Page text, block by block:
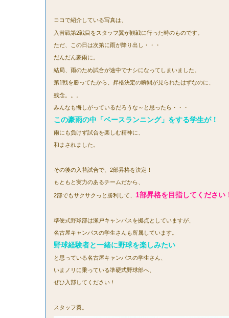
ココで紹介している写真は、
入替戦第2戦目をスタッフ翼が観戦に行った時のものです。
ただ、この日は次第に雨が降り出し・・・
だんだん豪雨に。
結局、雨のため試合が途中でナシになってしまいました。
第1戦を勝ってたから、昇格決定の瞬間が見られたはずなのに、
残念。。。
みんなも悔しがっているだろうな～と思ったら・・・
この豪雨の中「ベースランニング」をする学生が！
雨にも負けず試合を楽しむ精神に、
和まされました。
その後の入替試合で、2部昇格を決定！
もともと実力のあるチームだから、
2部でもサクサクっと勝利して、 1部昇格を目指してください
準硬式野球部は瀬戸キャンパスを拠点としていますが、
名古屋キャンパスの学生さんも所属しています。
野球経験者と一緒に野球を楽しみたい
と思っている名古屋キャンパスの学生さん、
いまノリに乗っている準硬式野球部へ、
ぜひ入部してください！
スタッフ翼。